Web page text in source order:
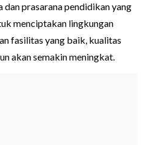
dan prasarana pendidikan yang
menciptakan lingkungan
fasilitas yang baik, kualitas
akan semakin meningkat.